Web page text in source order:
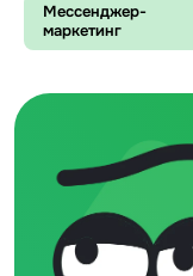
Мессенджер-
маркетинг